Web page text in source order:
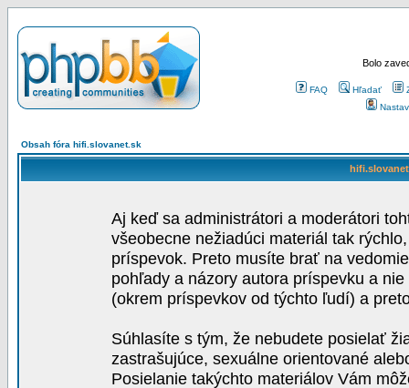
Bolo
FAQ Hľadať
Obsah fóra hifi.slovanet.sk
Aj keď sa administrátori a moderátori
všeobecne nežiadúci materiál tak
príspevok. Preto musíte brať na
pohľady a názory autora príspevku a
(okrem príspevkov od týchto ľudí) a
Súhlasíte s tým, že nebudete posielať
zastrašujúce, sexuálne orientované
Posielanie takýchto materiálov Vám